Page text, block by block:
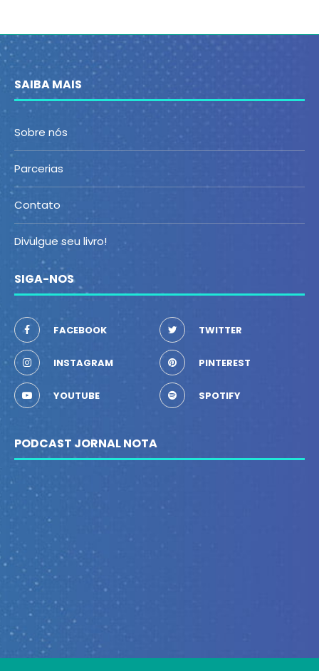
SAIBA MAIS
Sobre nós
Parcerias
Contato
Divulgue seu livro!
SIGA-NOS
FACEBOOK TWITTER
INSTAGRAM PINTEREST
YOUTUBE SPOTIFY
PODCAST JORNAL NOTA